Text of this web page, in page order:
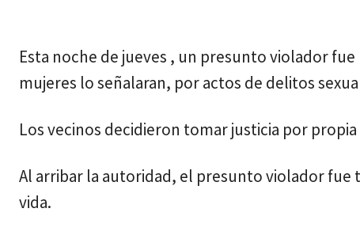
Esta noche de jueves , un presunto violador
mujeres lo señalaran, por actos de delitos
Los vecinos decidieron tomar justicia por
Al arribar la autoridad, el presunto violador
vida.